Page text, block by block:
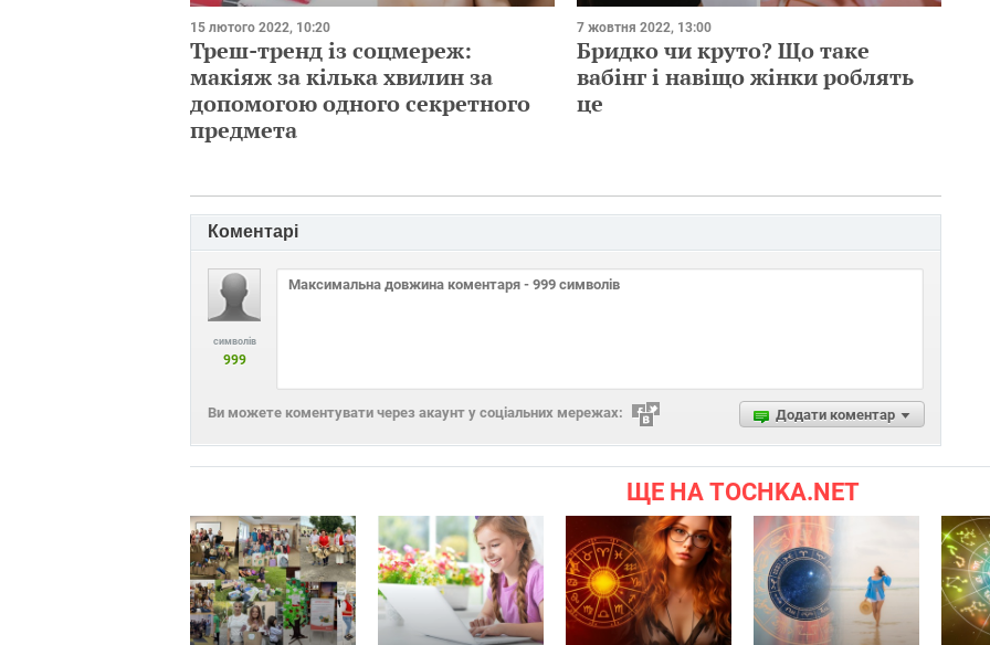
15 лютого 2022, 10:20
Треш-тренд із соцмереж:
макіяж за кілька хвилин за
допомогою одного секретного
предмета
7 жовтня 2022, 13:00
Бридко чи круто? Що таке
вабінг і навіщо жінки роблять
це
Коментарі
символів
999
Додати коментар
Ви можете коментувати через акаунт у соціальних мережах:
ЩЕ НА TOCHKA.NET